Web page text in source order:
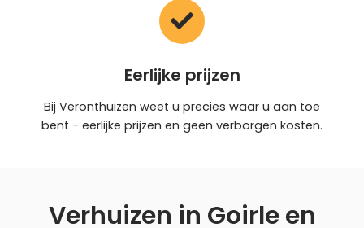
Eerlijke prijzen
Bij Veronthuizen weet u precies waar u aan toe
bent - eerlijke prijzen en geen verborgen kosten.
Verhuizen in Goirle en